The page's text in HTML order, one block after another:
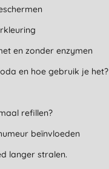
en zonder enzymen
en hoe gebruik je het?
refillen?
beïnvloeden
langer stralen.